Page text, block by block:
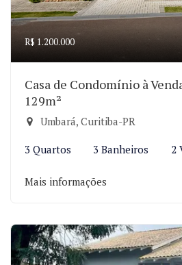
R$ 1.200.000
Casa de Condomínio à
129m²
Umbará, Curitiba-PR
3 Quartos 3 Banheiros 2
Mais informações